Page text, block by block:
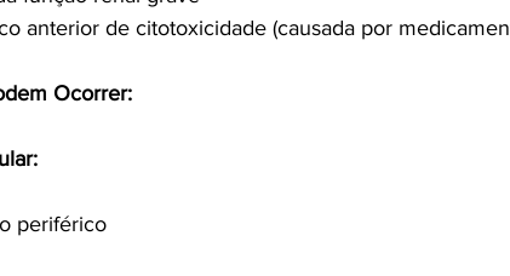
anterior de citotoxicidade (causada por
Ocorrer:
periférico